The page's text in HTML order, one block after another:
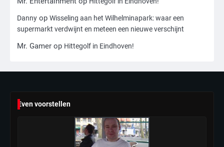
eigen zoon hoofdverdachte
Mr. Gamer
Israël doodt hoogste Hezbollah-leider
in nieuwe aanpak van begeleiding
kwetsbare inwoners door Siem,
ondanks onrust’
Mr. Gamer
Danny op Wisseling aan het Wilhelminapark: waar een
supermarkt verdwijnt en meteen een nieuwe verschijnt
Mr. Gamer op Hittegolf in Eindhoven!
Even voorstellen